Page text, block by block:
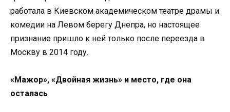
работала в Киевском академическом театре драмы и
комедии на Левом берегу Днепра, но настоящее
признание пришло к ней только после переезда в
Москву в 2014 году.
«Мажор», «Двойная жизнь» и место, где она
осталась